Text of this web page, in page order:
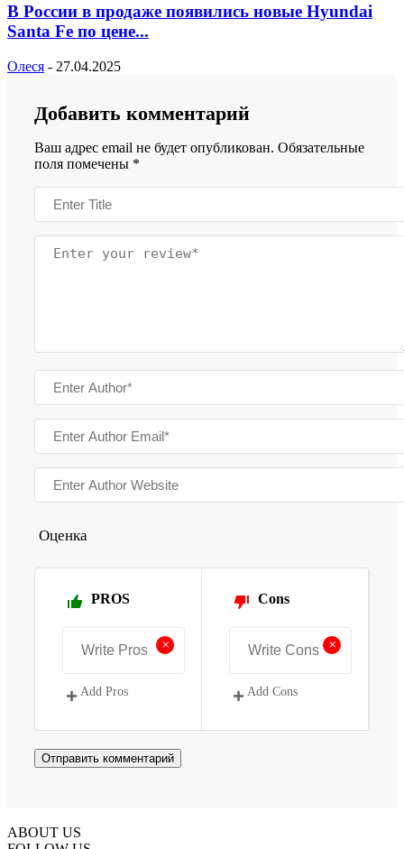
В России в продаже появились новые Hyundai
Santa Fe по цене...
Олеся - 27.04.2025
Добавить комментарий
Ваш адрес email не будет опубликован. Обязательные
поля помечены *
Оценка
PROS
+
Add Pros
Cons
+
Add Cons
ABOUT US